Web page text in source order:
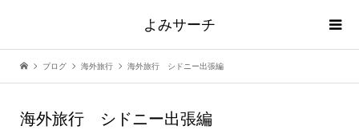
よみサーチ
ブログ 海外旅行 海外旅行 シドニー出張編
海外旅行 シドニー出張編